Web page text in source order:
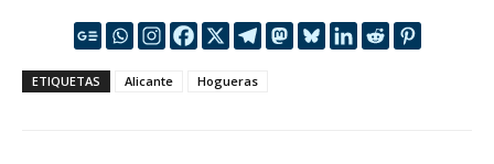
ETIQUETAS Alicante Hogueras